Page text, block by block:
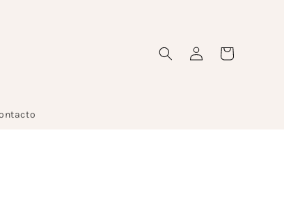
Iniciar
sesión
Carrito